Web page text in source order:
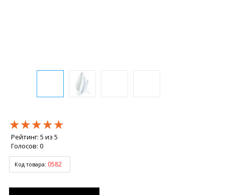
★★★★★
★★★★★
★★★★★
Рейтинг: 5 из 5
Голосов: 0
Код товара: 0582